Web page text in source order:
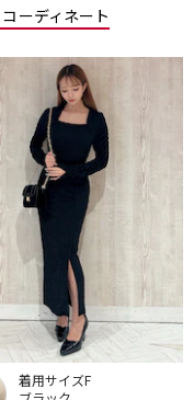
ーディネート
着用サイズF